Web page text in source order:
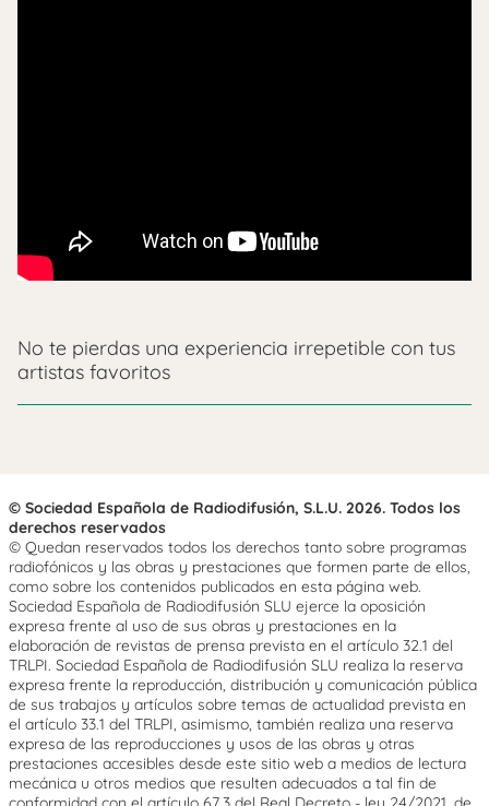
No te pierdas una experiencia irrepetible con tus
artistas favoritos
© Sociedad Española de Radiodifusión, S.L.U. 2026. Todos los
derechos reservados
© Quedan reservados todos los derechos tanto sobre programas
radiofónicos y las obras y prestaciones que formen parte de ellos,
como sobre los contenidos publicados en esta página web.
Sociedad Española de Radiodifusión SLU ejerce la oposición
expresa frente al uso de sus obras y prestaciones en la
elaboración de revistas de prensa prevista en el artículo 32.1 del
TRLPI. Sociedad Española de Radiodifusión SLU realiza la reserva
expresa frente la reproducción, distribución y comunicación pública
de sus trabajos y artículos sobre temas de actualidad prevista en
el artículo 33.1 del TRLPI, asimismo, también realiza una reserva
expresa de las reproducciones y usos de las obras y otras
prestaciones accesibles desde este sitio web a medios de lectura
mecánica u otros medios que resulten adecuados a tal fin de